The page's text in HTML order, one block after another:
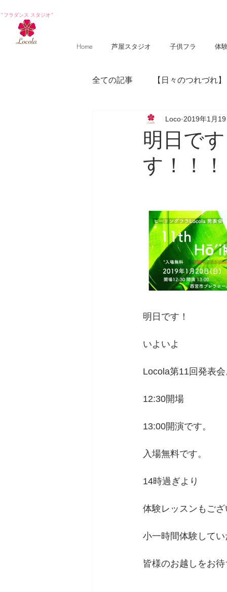
*フラダンス スタジオ*
Home 芦屋スタジオ 子供フラ 体
全ての記事 【日々のつれづれ】
【photography 】 【poem
明日で
す！！
Loco 2019年1月
明日です！
いよいよ
Locola第11回発表
12:30開場
13:00開演です。
入場無料です。
14時過ぎより
体験レッスンもご
小一時間体験して
皆様のお越しをお